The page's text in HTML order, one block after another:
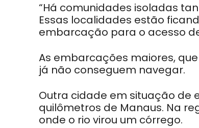
“Há comunidades isoladas
Essas localidades estão
embarcação para o acesso
As embarcações maiores,
já não conseguem navegar.
Outra cidade em situação de
quilômetros de Manaus. Na
onde o rio virou um córrego.